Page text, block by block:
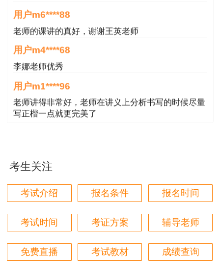
用户m6****88
老师的课讲的真好，谢谢王英老师
用户m4****68
李娜老师优秀
用户m1****96
老师讲得非常好，老师在讲义上分析书写的时候尽量
写正楷一点就更完美了
用户85****06
真的是把学习变成自己能理解的语言最重要！
用户m1****88
太喜欢王英老师了
平台历史购买的课程，老师讲的多非常好
考生关注
考试介绍 报名条件 报名时间
考试时间 考证方案 辅导老师
免费直播 考试教材 成绩查询